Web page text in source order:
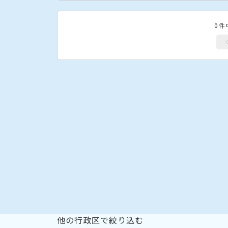
0件
他の行政区で絞り込む